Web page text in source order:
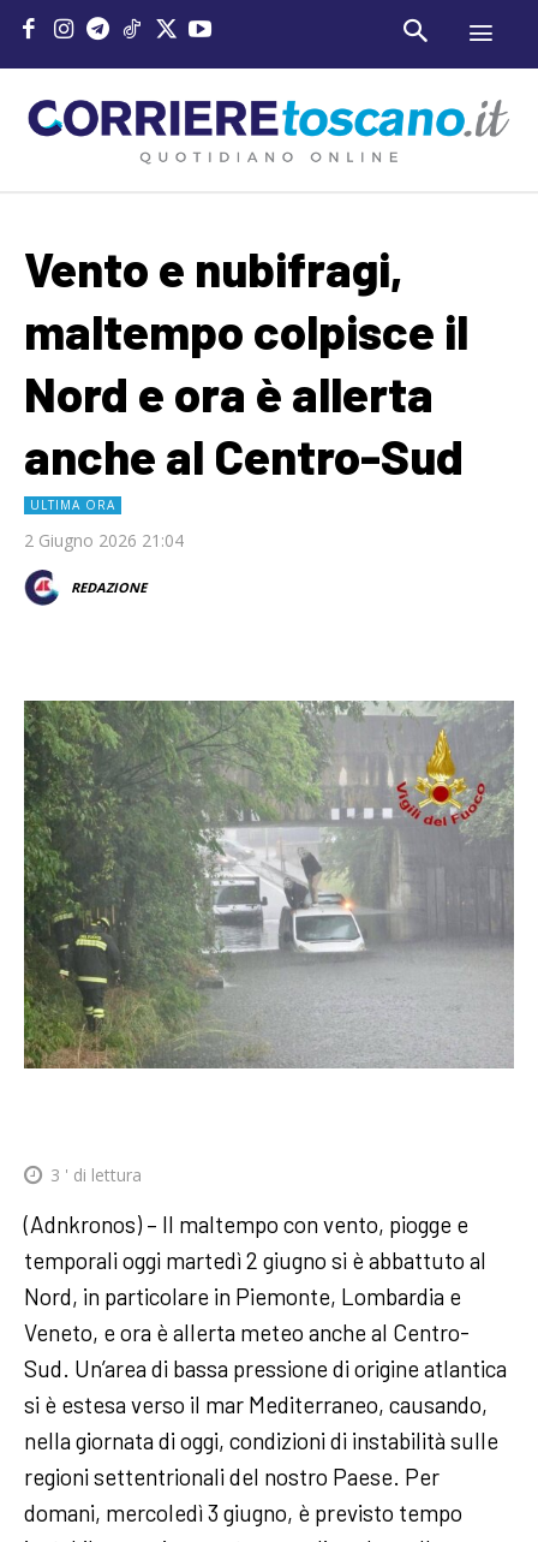
Vento e nubifragi,
maltempo colpisce il
Nord e ora è allerta
anche al Centro-Sud
ULTIMA ORA
2 Giugno 2026 21:04
REDAZIONE
3 ' di lettura
(Adnkronos) – Il maltempo con vento, piogge e
temporali oggi martedì 2 giugno si è abbattuto al
Nord, in particolare in Piemonte, Lombardia e
Veneto, e ora è allerta meteo anche al Centro-
Sud. Un’area di bassa pressione di origine atlantica
si è estesa verso il mar Mediterraneo, causando,
nella giornata di oggi, condizioni di instabilità sulle
regioni settentrionali del nostro Paese. Per
domani, mercoledì 3 giugno, è previsto tempo